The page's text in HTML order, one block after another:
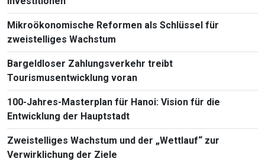
Mikroökonomische Reformen als Schlüssel für
zweistelliges Wachstum
Bargeldloser Zahlungsverkehr treibt
Tourismusentwicklung voran
100-Jahres-Masterplan für Hanoi: Vision für die
Entwicklung der Hauptstadt
Zweistelliges Wachstum und der „Wettlauf“ zur
Verwirklichung der Ziele